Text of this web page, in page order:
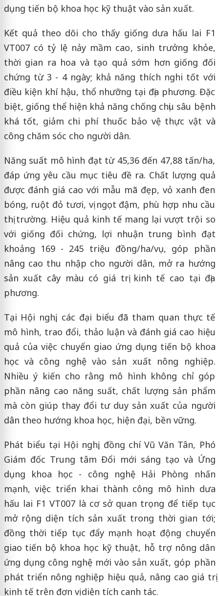
dụng tiến bộ khoa học kỹ thuật vào sản xuất.
Kết quả theo dõi cho thấy giống dưa hấu lai F1
VT007 có tỷ lệ nảy mầm cao, sinh trưởng khỏe,
thời gian ra hoa và tạo quả sớm hơn giống đối
chứng từ 3 - 4 ngày; khả năng thích nghi tốt với
điều kiện khí hậu, thổ nhưỡng tại địa phương. Đặc
biệt, giống thể hiện khả năng chống chịu sâu bệnh
khá tốt, giảm chi phí thuốc bảo vệ thực vật và
công chăm sóc cho người dân.
Năng suất mô hình đạt từ 45,36 đến 47,88 tấn/ha,
đáp ứng yêu cầu mục tiêu đề ra. Chất lượng quả
được đánh giá cao với mẫu mã đẹp, vỏ xanh đen
bóng, ruột đỏ tươi, vị ngọt đậm, phù hợp nhu cầu
thị trường. Hiệu quả kinh tế mang lại vượt trội so
với giống đối chứng, lợi nhuận trung bình đạt
khoảng 169 - 245 triệu đồng/ha/vụ, góp phần
nâng cao thu nhập cho người dân, mở ra hướng
sản xuất cây màu có giá trị kinh tế cao tại địa
phương.
Tại Hội nghị, các đại biểu đã tham quan thực tế
mô hình, trao đổi, thảo luận và đánh giá cao hiệu
quả của việc chuyển giao ứng dụng tiến bộ khoa
học và công nghệ vào sản xuất nông nghiệp.
Nhiều ý kiến cho rằng mô hình không chỉ góp
phần nâng cao năng suất, chất lượng sản phẩm
mà còn giúp thay đổi tư duy sản xuất của người
dân theo hướng khoa học, hiện đại, bền vững.
Phát biểu tại Hội nghị, đồng chí Vũ Văn Tân, Phó
Giám đốc Trung tâm Đổi mới sáng tạo và Ứng
dụng khoa học - công nghệ Hải Phòng nhấn
mạnh, việc triển khai thành công mô hình dưa
hấu lai F1 VT007 là cơ sở quan trọng để tiếp tục
mở rộng diện tích sản xuất trong thời gian tới;
đồng thời tiếp tục đẩy mạnh hoạt động chuyển
giao tiến bộ khoa học kỹ thuật, hỗ trợ nông dân
ứng dụng công nghệ mới vào sản xuất, góp phần
phát triển nông nghiệp hiệu quả, nâng cao giá trị
kinh tế trên đơn vị diện tích canh tác.